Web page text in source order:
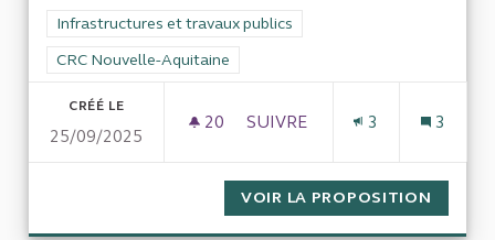
Filtrer les résultats de la catégorie : Infrastructures et
Infrastructures et travaux publics
Filtrer les résultats pour le secteur : CRC Nouvelle-Aquitaine
CRC Nouvelle-Aquitaine
CRÉÉ LE
25/09/2025
20 20 ABONNÉS
SUIVRE
3 3
VOIR LA PROPOSITION